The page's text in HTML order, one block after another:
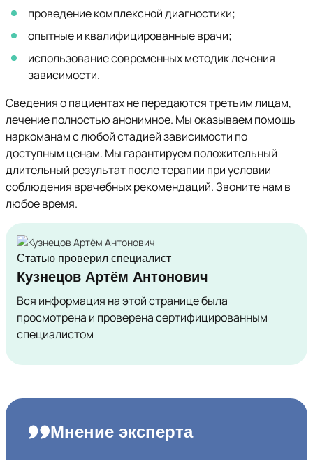
проведение комплексной диагностики;
опытные и квалифицированные врачи;
использование современных методик лечения
зависимости.
Сведения о пациентах не передаются третьим лицам,
лечение полностью анонимное. Мы оказываем помощь
наркоманам с любой стадией зависимости по
доступным ценам. Мы гарантируем положительный
длительный результат после терапии при условии
соблюдения врачебных рекомендаций. Звоните нам в
любое время.
Статью проверил специалист
Кузнецов Артём Антонович
Вся информация на этой странице была
просмотрена и проверена сертифицированным
специалистом
Мнение эксперта